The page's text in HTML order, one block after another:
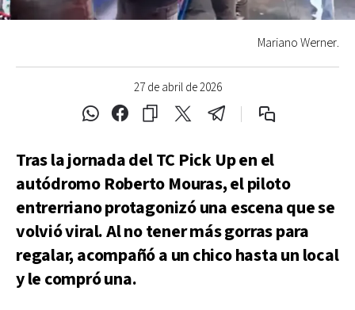
27 de abril de 2026
Mariano Werner.
Tras la jornada del TC Pick Up en el
autódromo Roberto Mouras, el piloto
entrerriano protagonizó una escena que se
volvió viral. Al no tener más gorras para
regalar, acompañó a un chico hasta un local
y le compró una.